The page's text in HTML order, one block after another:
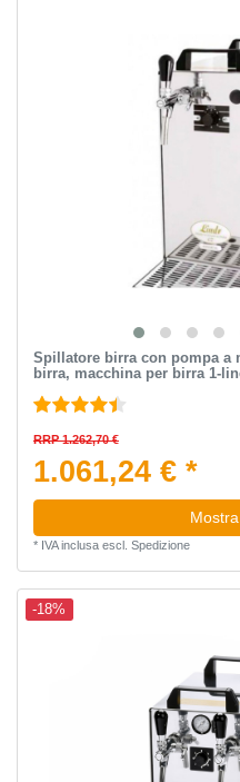
Spillatore birra con pompa a
birra, macchina per birra 1-
RRP 1.262,70 €
1.061,24 € *
* IVA inclusaescl. Spedizione
-18%